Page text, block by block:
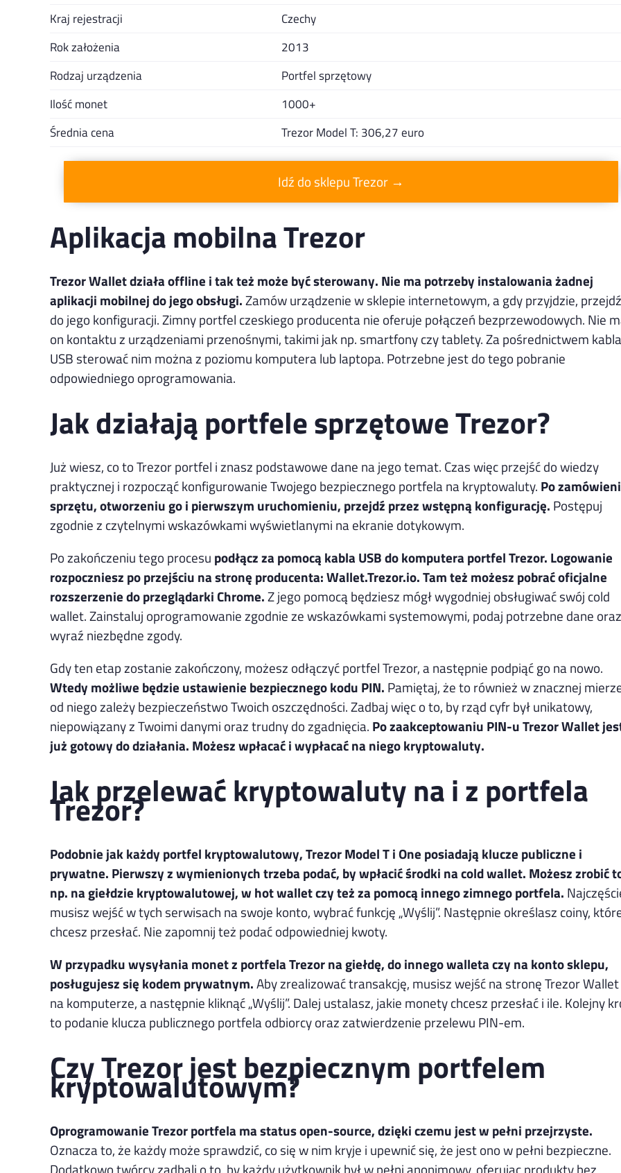
Kraj rejestracji
Czechy
Rok założenia
2013
Rodzaj urządzenia
Portfel sprzętowy
Ilość monet
1000+
Średnia cena
Trezor Model T: 306,27 euro
Idź do sklepu Trezor →
Aplikacja mobilna Trezor
Trezor Wallet działa offline i tak też może być sterowany. Nie ma potrzeby instalowania żadnej
aplikacji mobilnej do jego obsługi.Zamów urządzenie w sklepie internetowym, a gdy przyjdzie, przejdź
do jego konfiguracji. Zimny portfel czeskiego producenta nie oferuje połączeń bezprzewodowych. Nie
on kontaktu z urządzeniami przenośnymi, takimi jak np. smartfony czy tablety. Za pośrednictwem kabla
USB sterować nim można z poziomu komputera lub laptopa. Potrzebne jest do tego pobranie
odpowiedniego oprogramowania.
Jak działają portfele sprzętowe Trezor?
Już wiesz, co to Trezor portfel i znasz podstawowe dane na jego temat. Czas więc przejść do wiedzy
praktycznej i rozpocząć konfigurowanie Twojego bezpiecznego portfela na kryptowaluty. Po
sprzętu, otworzeniu go i pierwszym uruchomieniu, przejdź przez wstępną konfigurację. Postępuj
zgodnie z czytelnymi wskazówkami wyświetlanymi na ekranie dotykowym.
Po zakończeniu tego procesu podłącz za pomocą kabla USB do komputera portfel Trezor. Logowanie
rozpoczniesz po przejściu na stronę producenta: Wallet.Trezor.io. Tam też możesz pobrać oficjalne
rozszerzenie do przeglądarki Chrome.Z jego pomocą będziesz mógł wygodniej obsługiwać swój cold
wallet. Zainstaluj oprogramowanie zgodnie ze wskazówkami systemowymi, podaj potrzebne dane oraz
wyraź niezbędne zgody.
Gdy ten etap zostanie zakończony, możesz odłączyć portfel Trezor, a następnie podpiąć go na nowo.
Wtedy możliwe będzie ustawienie bezpiecznego kodu PIN. Pamiętaj, że to również w znacznej
od niego zależy bezpieczeństwo Twoich oszczędności. Zadbaj więc o to, by rząd cyfr był unikatowy,
niepowiązany z Twoimi danymi oraz trudny do zgadnięcia. Po zaakceptowaniu PIN-u Trezor Wallet
już gotowy do działania. Możesz wpłacać i wypłacać na niego kryptowaluty.
Jak przelewać kryptowaluty na i z portfela
Trezor?
Podobnie jak każdy portfel kryptowalutowy, Trezor Model T i One posiadają klucze publiczne i
prywatne. Pierwszy z wymienionych trzeba podać, by wpłacić środki na cold wallet. Możesz zrobić
np. na giełdzie kryptowalutowej, w hot wallet czy też za pomocą innego zimnego portfela.
musisz wejść w tych serwisach na swoje konto, wybrać funkcję „Wyślij”. Następnie określasz coiny,
chcesz przesłać. Nie zapomnij też podać odpowiedniej kwoty.
W przypadku wysyłania monet z portfela Trezor na giełdę, do innego walleta czy na konto sklepu,
posługujesz się kodem prywatnym.Aby zrealizować transakcję, musisz wejść na stronę Trezor Wallet
na komputerze, a następnie kliknąć „Wyślij”. Dalej ustalasz, jakie monety chcesz przesłać i ile. Kolejny
to podanie klucza publicznego portfela odbiorcy oraz zatwierdzenie przelewu PIN-em.
Czy Trezor jest bezpiecznym portfelem
kryptowalutowym?
Oprogramowanie Trezor portfela ma status open-source, dzięki czemu jest w pełni przejrzyste.
Oznacza to, że każdy może sprawdzić, co się w nim kryje i upewnić się, że jest ono w pełni bezpieczne.